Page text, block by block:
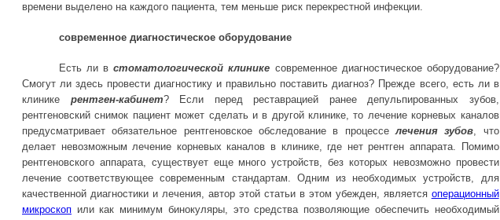
времени выделено на каждого пациента, тем меньше риск перекрестной инфекции.
современное диагностическое оборудование
Есть ли встоматологической клинике современное диагностическое оборудование?
Смогут ли здесь провести диагностику и правильно поставить диагноз? Прежде всего, есть ли в
клинике рентген-кабинет? Если перед реставрацией ранее депульпированных зубов,
рентгеновский снимок пациент может сделать и в другой клинике, то лечение корневых каналов
предусматривает обязательное рентгеновское обследование в процесселечения зубов , что
делает невозможным лечение корневых каналов в клинике, где нет рентген аппарата. Помимо
рентгеновского аппарата, существует еще много устройств, без которых невозможно провести
лечение соответствующее современным стандартам. Одним из необходимых устройств, для
качественной диагностики и лечения, автор этой статьи в этом убежден, является операционный
микроскоп или как минимум бинокуляры, это средства позволяющие обеспечить необходимый